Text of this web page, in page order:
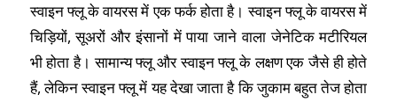
स्वाइन फ्लू के वायरस में एक फर्क होता है। स्वाइन फ्लू के वायरस में
चिड़ियों, सूअरों और इंसानों में पाया जाने वाला जेनेटिक मटीरियल
भी होता है। सामान्य फ्लू और स्वाइन फ्लू के लक्षण एक जैसे ही होते
हैं, लेकिन स्वाइन फ्लू में यह देखा जाता है कि जुकाम बहुत तेज होता